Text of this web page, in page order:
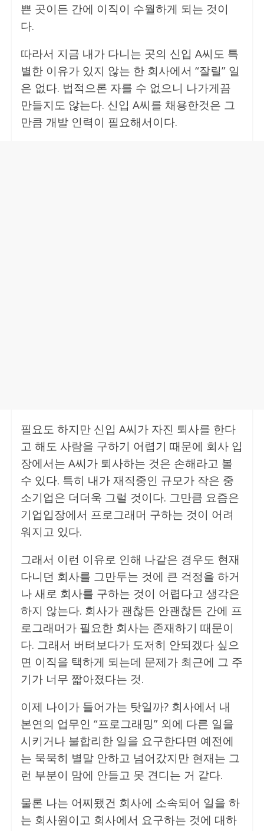
쁜 곳이든 간에 이직이 수월하게 되는 것이
다.
따라서 지금 내가 다니는 곳의 신입 A씨도 특
별한 이유가 있지 않는 한 회사에서 “잘릴” 일
은 없다. 법적으론 자를 수 없으니 나가게끔
만들지도 않는다. 신입 A씨를 채용한것은 그
만큼 개발 인력이 필요해서이다.
필요도 하지만 신입 A씨가 자진 퇴사를 한다
고 해도 사람을 구하기 어렵기 때문에 회사 입
장에서는 A씨가 퇴사하는 것은 손해라고 볼
수 있다. 특히 내가 재직중인 규모가 작은 중
소기업은 더더욱 그럴 것이다. 그만큼 요즘은
기업입장에서 프로그래머 구하는 것이 어려
워지고 있다.
그래서 이런 이유로 인해 나같은 경우도 현재
다니던 회사를 그만두는 것에 큰 걱정을 하거
나 새로 회사를 구하는 것이 어렵다고 생각은
하지 않는다. 회사가 괜찮든 안괜찮든 간에 프
로그래머가 필요한 회사는 존재하기 때문이
다. 그래서 버텨보다가 도저히 안되겠다 싶으
면 이직을 택하게 되는데 문제가 최근에 그 주
기가 너무 짧아졌다는 것.
이제 나이가 들어가는 탓일까? 회사에서 내
본연의 업무인 “프로그래밍” 외에 다른 일을
시키거나 불합리한 일을 요구한다면 예전에
는 묵묵히 별말 안하고 넘어갔지만 현재는 그
런 부분이 맘에 안들고 못 견디는 거 같다.
물론 나는 어찌됐건 회사에 소속되어 일을 하
는 회사원이고 회사에서 요구하는 것에 대하